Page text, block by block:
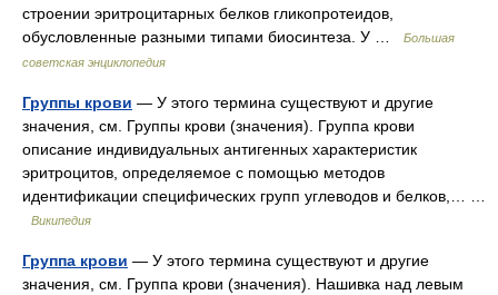
строении эритроцитарных белков гликопротеидов,
обусловленные разными типами биосинтеза. У …
Большая
советская энциклопедия
Группы крови — У этого термина существуют и другие
значения, см. Группы крови (значения). Группа крови
описание индивидуальных антигенных характеристик
эритроцитов, определяемое с помощью методов
идентификации специфических групп углеводов и белков,… …
Википедия
Группа крови — У этого термина существуют и другие
значения, см. Группа крови (значения). Нашивка над левым